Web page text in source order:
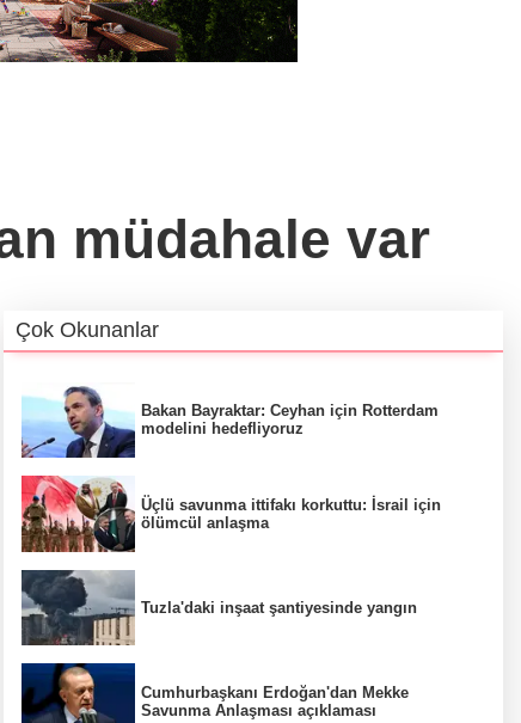
müdahale var
Çok Okunanlar
Bakan Bayraktar: Ceyhan için Rotterdam
modelini hedefliyoruz
Üçlü savunma ittifakı korkuttu: İsrail için
ölümcül anlaşma
Tuzla'daki inşaat şantiyesinde yangın
Cumhurbaşkanı Erdoğan'dan Mekke
Savunma Anlaşması açıklaması